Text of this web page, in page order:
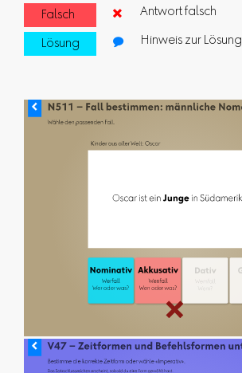
Falsch  Antwort falsch
Lösung  Hinweis zur Lösung